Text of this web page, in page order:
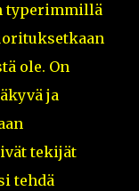
typerimmillä
ole. On
ja
tekijät
tehdä